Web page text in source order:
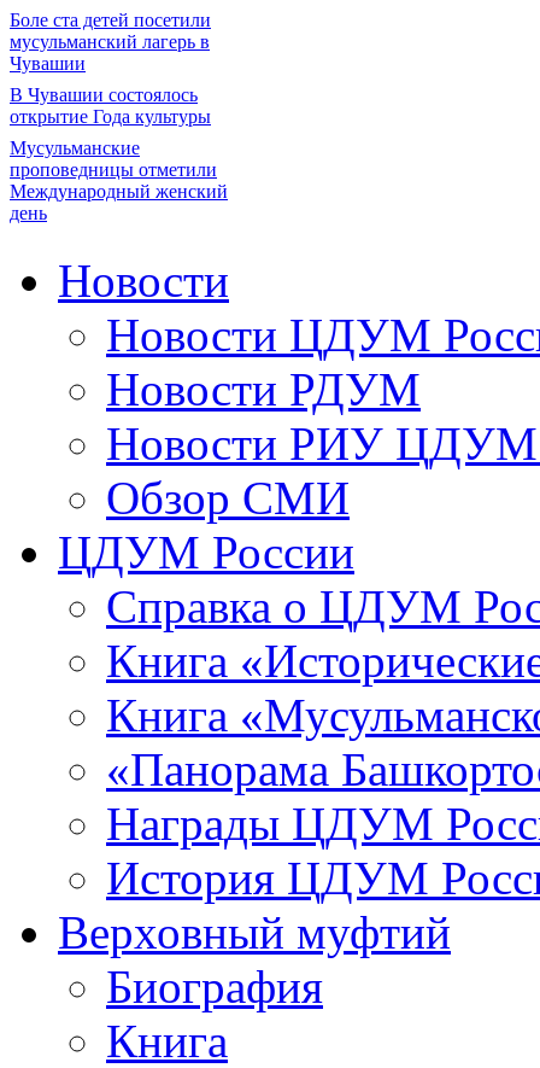
Боле ста детей посетили
мусульманский лагерь в
Чувашии
В Чувашии состоялось
открытие Года культуры
Мусульманские
проповедницы отметили
Международный женский
день
Новости
Новости ЦДУМ
Новости РДУМ
Новости РИУ ЦДУМ
Обзор СМИ
ЦДУМ России
Справка о ЦДУМ
Книга
Книга
«Панорама
Награды ЦДУМ
История ЦДУМ
Верховный муфтий
Биография
Книга